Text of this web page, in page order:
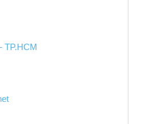
TP.HCM